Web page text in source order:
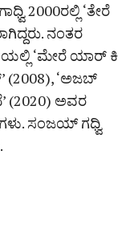
2000ರಲ್ಲಿ ‘ತೇರೆ
ನಂತರ
‘ಮೇರೆ ಯಾರ್ ಕಿ
(2008), ‘ಅಜಬ್
(2020) ಅವರ
ಸಂಜಯ್ ಗಧ್ವಿ